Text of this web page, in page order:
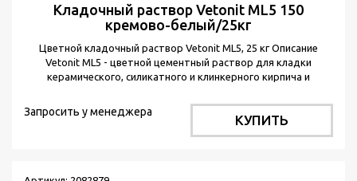
Кладочный раствор Vetonit ML5 150
кремово-белый/25кг
Цветной кладочный раствор Vetonit ML5, 25 кг Описание
Vetonit ML5 - цветной цементный раствор для кладки
керамического, силикатного и клинкерного кирпича и
керамического и силикатного кирпича с водопоглощением до
15%, а также клинкерного кирпича с водопоглощением 4 - 6%.
Подходит для кладки наружных и внутренних стен,
более 50 лет на рынке Повышенная стойкость к высолам на
Запросить у менеджера
КУПИТЬ